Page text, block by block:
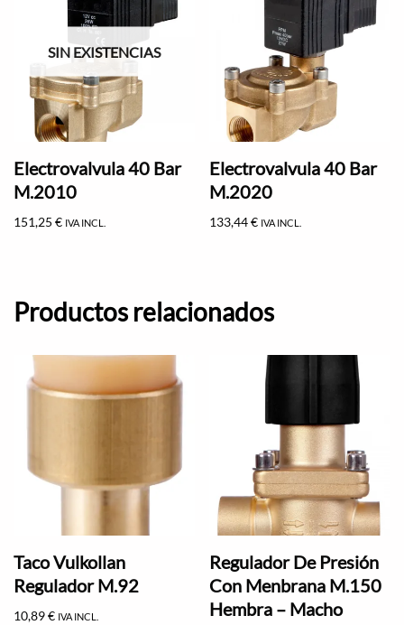
SIN EXISTENCIAS
Electrovalvula 40 Bar
M.2010
151,25 € IVA INCL.
Electrovalvula 40 Bar
M.2020
133,44€ IVA INCL.
Productos relacionados
Taco Vulkollan
Regulador M.92
10,89€ IVA INCL.
Regulador De Presión
Con Menbrana M.150
Hembra – Macho